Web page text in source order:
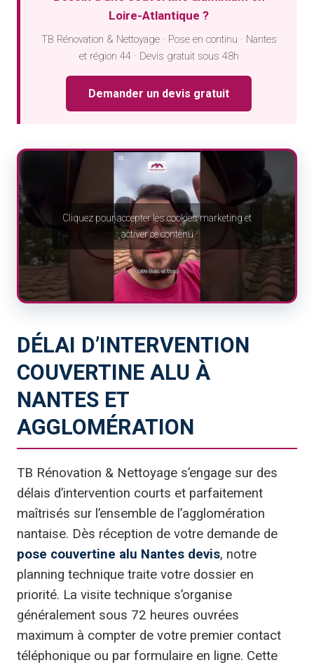
Loire-Atlantique ?
TB Rénovation & Nettoyage · Pose en continu · Nantes
et région 44 · Devis gratuit sous 48h
Demander un devis gratuit
Cliquez pour accepter les cookies marketing et
activer ce contenu
DÉLAI D’INTERVENTION
COUVERTINE ALU À
NANTES ET
AGGLOMÉRATION
TB Rénovation & Nettoyage s’engage sur des
délais d’intervention courts et parfaitement
maîtrisés sur l’ensemble de l’agglomération
nantaise. Dès réception de votre demande de
pose couvertine alu Nantes devis, notre
planning technique traite votre dossier en
priorité. La visite technique s’organise
généralement sous 72 heures ouvrées
maximum à compter de votre premier contact
téléphonique ou par formulaire en ligne. Cette